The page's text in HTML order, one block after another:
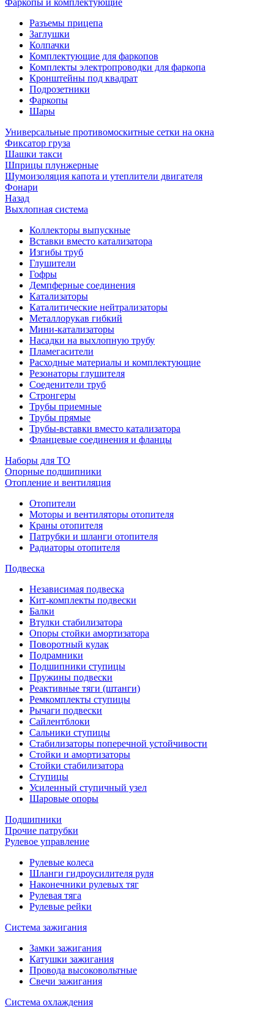
Фаркопы и комплектующие
Разъемы прицепа
Заглушки
Колпачки
Комплектующие для фаркопов
Комплекты электропроводки для фаркопа
Кронштейны под квадрат
Подрозетники
Фаркопы
Шары
Универсальные противомоскитные сетки на окна
Фиксатор груза
Шашки такси
Шприцы плунжерные
Шумоизоляция капота и утеплители двигателя
Фонари
Назад
Выхлопная система
Коллекторы выпускные
Вставки вместо катализатора
Изгибы труб
Глушители
Гофры
Демпферные соединения
Катализаторы
Каталитические нейтрализаторы
Металлорукав гибкий
Мини-катализаторы
Насадки на выхлопную трубу
Пламегасители
Расходные материалы и комплектующие
Резонаторы глушителя
Соеденители труб
Стронгеры
Трубы приемные
Трубы прямые
Трубы-вставки вместо катализатора
Фланцевые соединения и фланцы
Наборы для ТО
Опорные подшипники
Отопление и вентиляция
Отопители
Моторы и вентиляторы отопителя
Краны отопителя
Патрубки и шланги отопителя
Радиаторы отопителя
Подвеска
Независимая подвеска
Кит-комплекты подвески
Балки
Втулки стабилизатора
Опоры стойки амортизатора
Поворотный кулак
Подрамники
Подшипники ступицы
Пружины подвески
Реактивные тяги (штанги)
Ремкомплекты ступицы
Рычаги подвески
Сайлентблоки
Сальники ступицы
Стабилизаторы поперечной устойчивости
Стойки и амортизаторы
Стойки стабилизатора
Ступицы
Усиленный ступичный узел
Шаровые опоры
Подшипники
Прочие патрубки
Рулевое управление
Рулевые колеса
Шланги гидроусилителя руля
Наконечники рулевых тяг
Рулевая тяга
Рулевые рейки
Система зажигания
Замки зажигания
Катушки зажигания
Провода высоковольтные
Свечи зажигания
Система охлаждения